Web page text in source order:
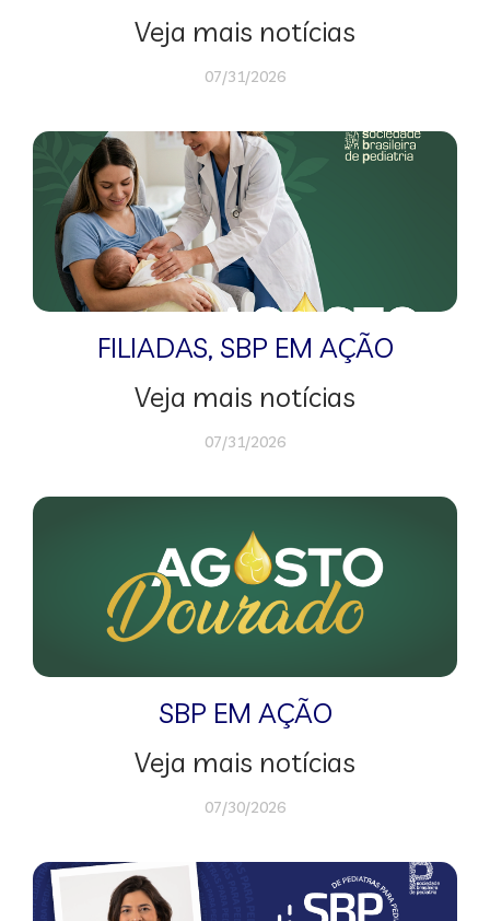
Veja mais notícias
07/31/2026
FILIADAS, SBP EM AÇÃO
Veja mais notícias
07/31/2026
SBP EM AÇÃO
Veja mais notícias
07/30/2026